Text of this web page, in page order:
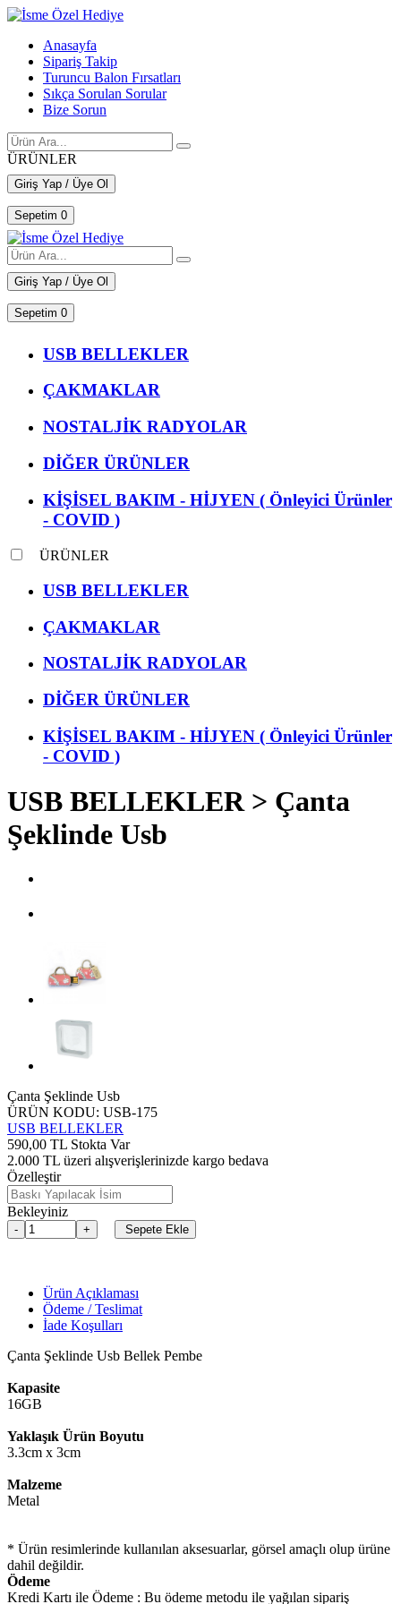
Anasayfa
Sipariş Takip
Turuncu Balon Fırsatları
Sıkça Sorulan Sorular
Bize Sorun
ÜRÜNLER
Giriş Yap / Üye Ol
Sepetim 0
Giriş Yap / Üye Ol
Sepetim 0
USB BELLEKLER
ÇAKMAKLAR
NOSTALJİK RADYOLAR
DİĞER ÜRÜNLER
KİŞİSEL BAKIM - HİJYEN ( Önleyici Ürünler
- COVID )
ÜRÜNLER
USB BELLEKLER
ÇAKMAKLAR
NOSTALJİK RADYOLAR
DİĞER ÜRÜNLER
KİŞİSEL BAKIM - HİJYEN ( Önleyici Ürünler
- COVID )
USB BELLEKLER > Çanta
Şeklinde Usb
Çanta Şeklinde Usb
ÜRÜN KODU: USB-175
USB BELLEKLER
590,00 TL Stokta Var
2.000 TL üzeri alışverişlerinizde kargo bedava
Özelleştir
Bekleyiniz
Sepete Ekle
Ürün Açıklaması
Ödeme / Teslimat
İade Koşulları
Çanta Şeklinde Usb Bellek Pembe
Kapasite
16GB
Yaklaşık Ürün Boyutu
3.3cm x 3cm
Malzeme
Metal
* Ürün resimlerinde kullanılan aksesuarlar, görsel amaçlı olup ürüne
dahil değildir.
Ödeme
Kredi Kartı ile Ödeme : Bu ödeme metodu ile yağılan sipariş